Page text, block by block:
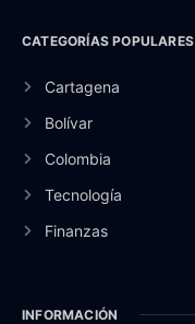
CATEGORÍAS POPULARES
Cartagena
Bolívar
Colombia
Tecnología
Finanzas
INFORMACIÓN